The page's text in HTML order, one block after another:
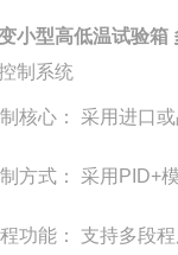
小型高低温试验箱
制系统
核心： 采用进口
方式： 采用PID+
功能： 支持多段